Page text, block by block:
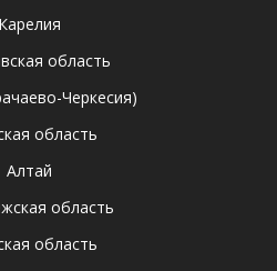
Карелия
область
Черкесия)
область
Алтай
область
область